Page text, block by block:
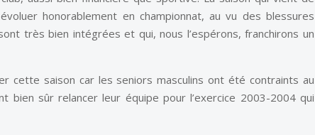
honorablement en championnat, au vu des blessures
très bien intégrées et qui, nous l’espérons, franchirons un
cette saison car les seniors masculins ont été contraints au
bien sûr relancer leur équipe pour l’exercice 2003-2004 qui